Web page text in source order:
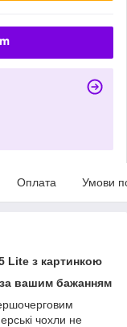
Оплата Умови
Lite з картинкою
за вашим бажанням
чохли не